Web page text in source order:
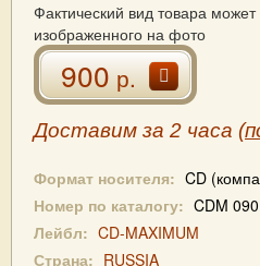
Фактический вид товара может
изображенного на фото
900р.
Доставим за 2 часа (
Формат носителя: CD
Номер по каталогу: CDM
Лейбл: CD-MAXIMUM
Страна: RUSSIA